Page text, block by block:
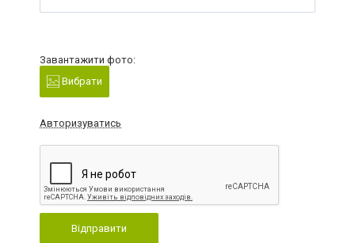
Завантажити фото:
Вибрати
Авторизуватись
Відправити